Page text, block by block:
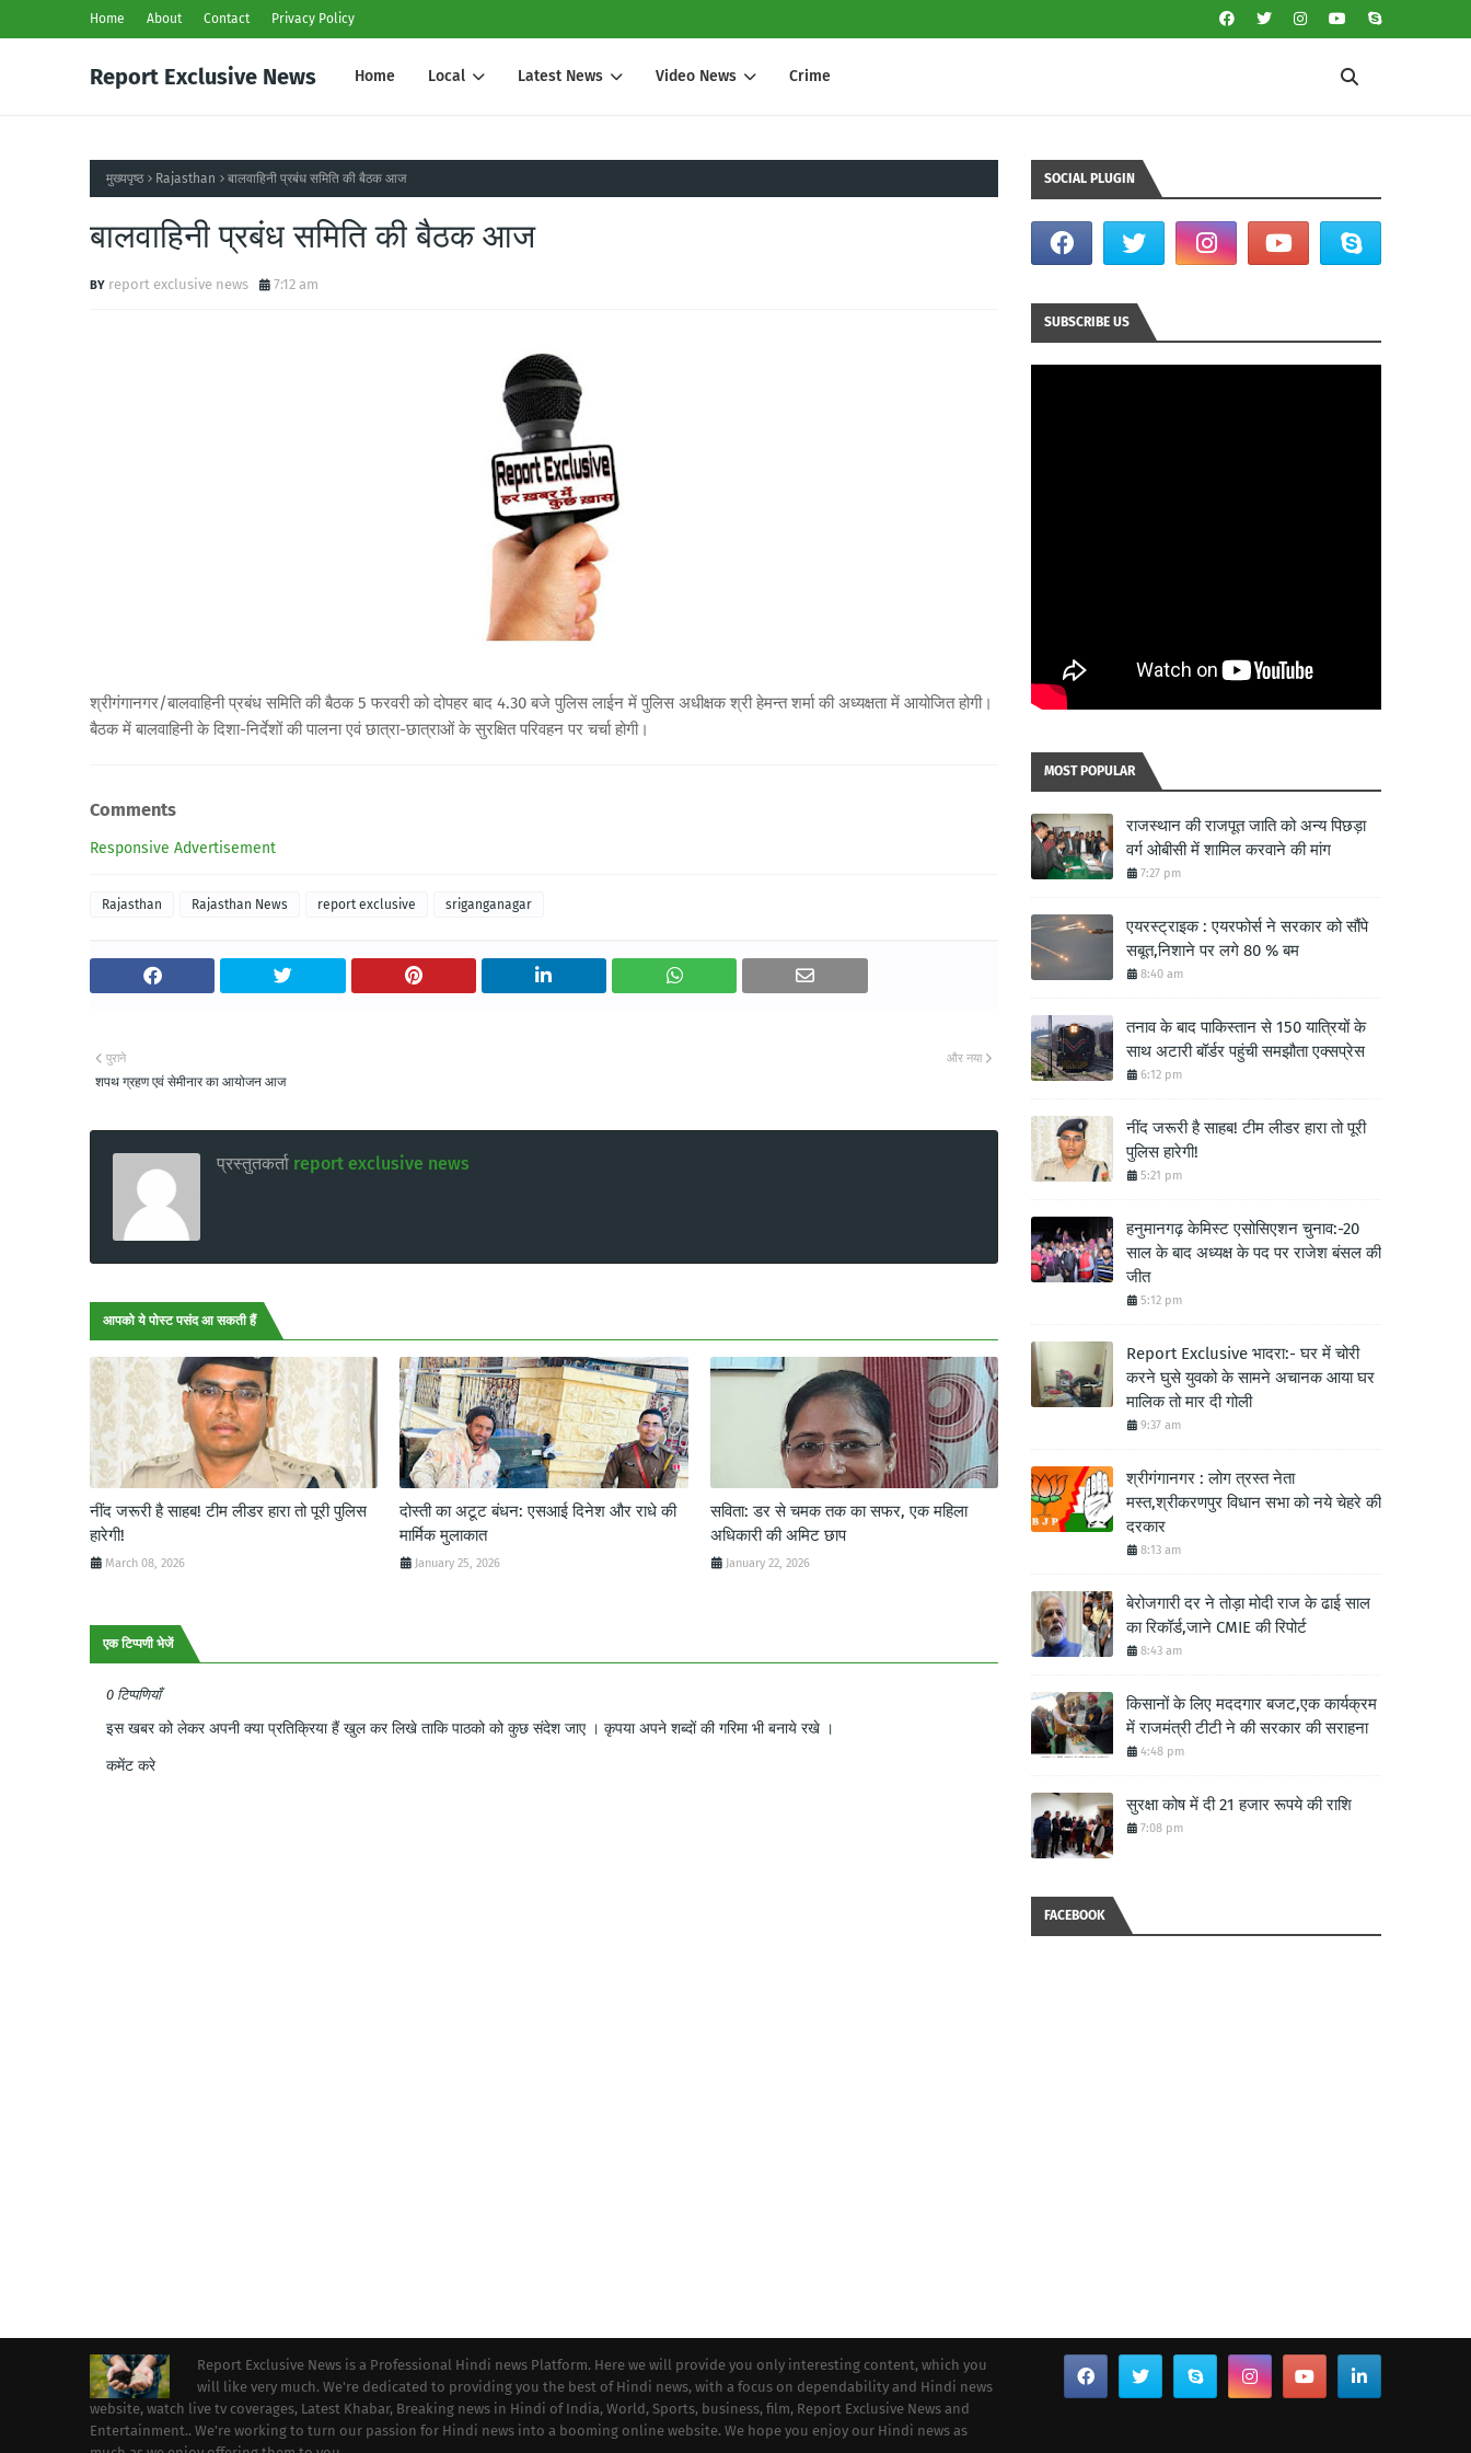
Home About Contact Privacy Policy
Report Exclusive News Home Local Latest News Video News Crime
मुख्यपृष्ठ Rajasthan बालवाहिनी प्रबंध समिति की बैठक आज
बालवाहिनी प्रबंध समिति की बैठक आज
report exclusive news 7:12 am
श्रीगंगानगर/बालवाहिनी प्रबंध समिति की बैठक 5 फरवरी को दोपहर बाद 4.30 बजे पुलिस लाईन में पुलिस अधीक्षक श्री हेमन्त शर्मा की अध्यक्षता में आयोजित होगी।
बैठक में बालवाहिनी के दिशा-निर्देशों की पालना एवं छात्रा-छात्राओं के सुरक्षित परिवहन पर चर्चा होगी।
Comments
Responsive Advertisement
Rajasthan Rajasthan News report exclusive sriganganagar
और नया
पुराने
शपथ ग्रहण एवं सेमीनार का आयोजन आज
प्रस्तुतकर्ता report exclusive news
आपको ये पोस्ट पसंद आ सकती हैं
नींद जरूरी है साहब! टीम लीडर हारा तो पूरी पुलिस
हारेगी!
March 08, 2026
दोस्ती का अटूट बंधन: एसआई दिनेश और राधे की
मार्मिक मुलाकात
January 25, 2026
सविता: डर से चमक तक का सफर, एक महिला
अधिकारी की अमिट छाप
January 22, 2026
एक टिप्पणी भेजें
0 टिप्पणियाँ
इस खबर को लेकर अपनी क्या प्रतिक्रिया हैं खुल कर लिखे ताकि पाठको को कुछ संदेश जाए । कृपया अपने शब्दों की गरिमा भी बनाये रखे ।
कमेंट करे
SOCIAL PLUGIN
SUBSCRIBE US
MOST POPULAR
राजस्थान की राजपूत जाति को अन्य पिछड़ा
वर्ग ओबीसी में शामिल करवाने की मांग
7:27 pm
एयरस्ट्राइक : एयरफोर्स ने सरकार को सौंपे
सबूत,निशाने पर लगे 80 % बम
8:40 am
तनाव के बाद पाकिस्तान से 150 यात्रियों के
साथ अटारी बॉर्डर पहुंची समझौता एक्सप्रेस
6:12 pm
नींद जरूरी है साहब! टीम लीडर हारा तो पूरी
पुलिस हारेगी!
5:21 pm
हनुमानगढ़ केमिस्ट एसोसिएशन चुनाव:-20
साल के बाद अध्यक्ष के पद पर राजेश बंसल की
जीत
5:12 pm
Report Exclusive भादरा:- घर में चोरी
करने घुसे युवको के सामने अचानक आया घर
मालिक तो मार दी गोली
9:37 am
श्रीगंगानगर : लोग त्रस्त नेता
मस्त,श्रीकरणपुर विधान सभा को नये चेहरे की
दरकार
8:13 am
बेरोजगारी दर ने तोड़ा मोदी राज के ढाई साल
का रिकॉर्ड,जाने CMIE की रिपोर्ट
8:43 am
किसानों के लिए मददगार बजट,एक कार्यक्रम
में राजमंत्री टीटी ने की सरकार की सराहना
4:48 pm
सुरक्षा कोष में दी 21 हजार रूपये की राशि
7:08 pm
FACEBOOK
Report Exclusive News is a Professional Hindi news Platform. Here we will provide you only interesting content, which you
will like very much. We're dedicated to providing you the best of Hindi news, with a focus on dependability and Hindi news
website, watch live tv coverages, Latest Khabar, Breaking news in Hindi of India, World, Sports, business, film, Report Exclusive News and
Entertainment.. We're working to turn our passion for Hindi news into a booming online website. We hope you enjoy our Hindi news as